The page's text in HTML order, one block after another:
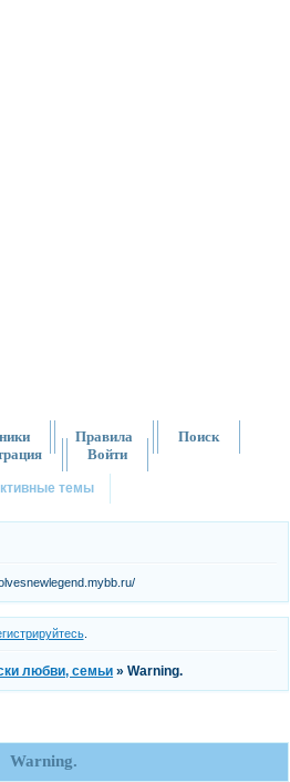
Правила
Поиск
Войти
темы
.
любви, семьи »Warning.
Warning.